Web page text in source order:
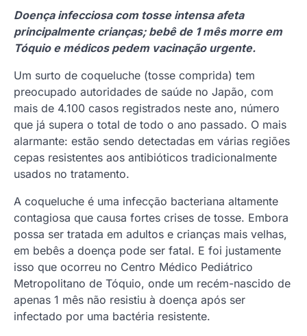
Doença infecciosa com tosse intensa afeta
principalmente crianças; bebê de 1 mês morre em
Tóquio e médicos pedem vacinação urgente.
Um surto de coqueluche (tosse comprida) tem
preocupado autoridades de saúde no Japão, com
mais de 4.100 casos registrados neste ano, número
que já supera o total de todo o ano passado. O mais
alarmante: estão sendo detectadas em várias regiões
cepas resistentes aos antibióticos tradicionalmente
usados no tratamento.
A coqueluche é uma infecção bacteriana altamente
contagiosa que causa fortes crises de tosse. Embora
possa ser tratada em adultos e crianças mais velhas,
em bebês a doença pode ser fatal. E foi justamente
isso que ocorreu no Centro Médico Pediátrico
Metropolitano de Tóquio, onde um recém-nascido de
apenas 1 mês não resistiu à doença após ser
infectado por uma bactéria resistente.